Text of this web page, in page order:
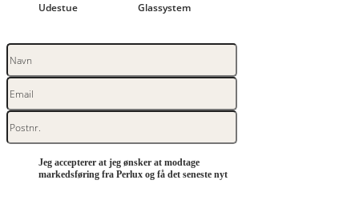
Udestue Glassystem
Jeg accepterer at jeg ønsker at modtage
markedsføring fra Perlux og få det seneste nyt